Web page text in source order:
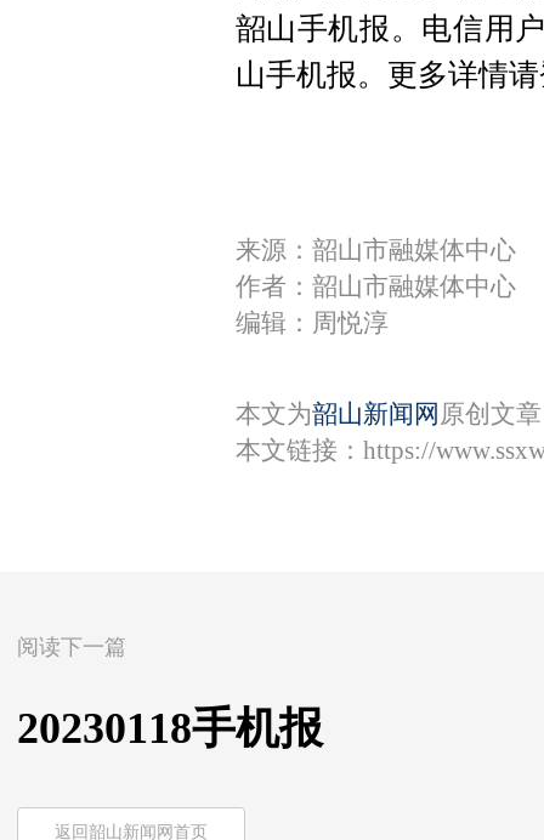
韶山手机报。电信用
山手机报。更多详情
来源：韶山市融媒体中心
作者：韶山市融媒体中心
编辑：周悦淳
本文为韶山新闻网 原创文
本文链接： https://
阅读下一篇
20230118手机报
返回韶山新闻网首页